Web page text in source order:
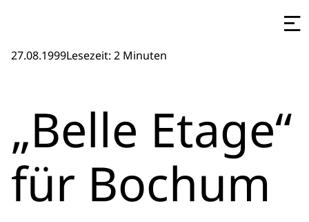
27.08.1999Lesezeit: 2 Minuten
„Belle Etage“
für Bochum